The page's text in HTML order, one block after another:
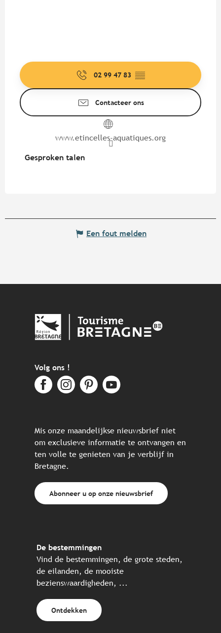
02 99 47 83 ▒▒
Contacteer ons
www.etincelles-aquatiques.org
Gesproken talen
Gesproken talen
Een fout melden
Volg ons !
Mis onze maandelijkse nieuwsbrief niet
om exclusieve informatie te ontvangen en
ten volle te genieten van je verblijf in
Bretagne.
Abonneer u op onze nieuwsbrief
De bestemmingen
Vind de bestemmingen, de grote steden,
de eilanden, de mooiste
bezienswaardigheden, ...
Ontdekken